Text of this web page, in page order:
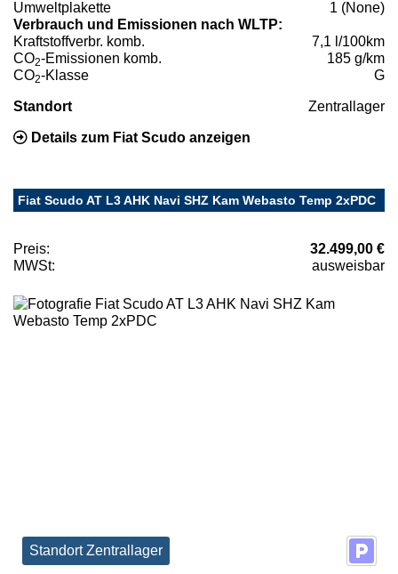
Umweltplakette
1 (None)
Verbrauch und Emissionen nach WLTP:
Kraftstoffverbr. komb.
7,1 l/100km
CO2-Emissionen komb.
185 g/km
CO2-Klasse G
Standort Zentrallager
Details zum Fiat Scudo anzeigen
Fiat Scudo AT L3 AHK Navi SHZ Kam Webasto Temp 2xPDC
Preis:
32.499,00 €
MWSt:
ausweisbar
Standort Zentrallager